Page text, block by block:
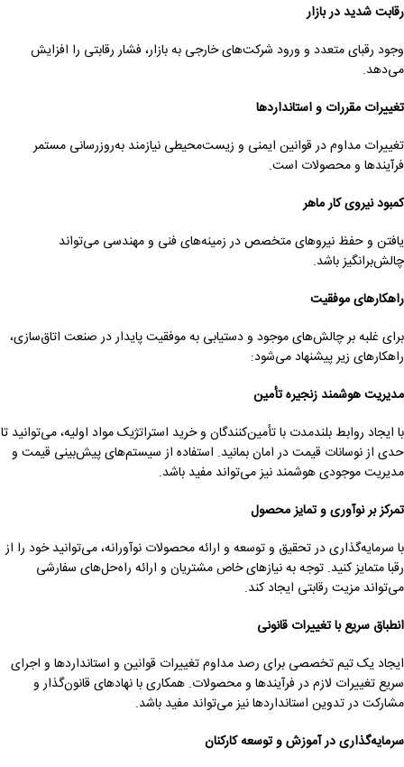
رقابت شدید در بازار
وجود رقبای متعدد و ورود شرکت‌های خارجی به بازار، فشار رقابتی را افزایش
می‌دهد.
تغییرات مقررات و استانداردها
تغییرات مداوم در قوانین ایمنی و زیست‌محیطی نیازمند به‌روزرسانی مستمر
فرآیندها و محصولات است.
کمبود نیروی کار ماهر
یافتن و حفظ نیروهای متخصص در زمینه‌های فنی و مهندسی می‌تواند
چالش‌برانگیز باشد.
راهکارهای موفقیت
برای غلبه بر چالش‌های موجود و دستیابی به موفقیت پایدار در صنعت اتاق‌سازی،
راهکارهای زیر پیشنهاد می‌شود:
مدیریت هوشمند زنجیره تأمین
با ایجاد روابط بلندمدت با تأمین‌کنندگان و خرید استراتژیک مواد اولیه، می‌توانید تا
حدی از نوسانات قیمت در امان بمانید. استفاده از سیستم‌های پیش‌بینی قیمت و
مدیریت موجودی هوشمند نیز می‌تواند مفید باشد.
تمرکز بر نوآوری و تمایز محصول
با سرمایه‌گذاری در تحقیق و توسعه و ارائه محصولات نوآورانه، می‌توانید خود را از
رقبا متمایز کنید. توجه به نیازهای خاص مشتریان و ارائه راه‌حل‌های سفارشی
می‌تواند مزیت رقابتی ایجاد کند.
انطباق سریع با تغییرات قانونی
ایجاد یک تیم تخصصی برای رصد مداوم تغییرات قوانین و استانداردها و اجرای
سریع تغییرات لازم در فرآیندها و محصولات. همکاری با نهادهای قانون‌گذار و
مشارکت در تدوین استانداردها نیز می‌تواند مفید باشد.
سرمایه‌گذاری در آموزش و توسعه کارکنان